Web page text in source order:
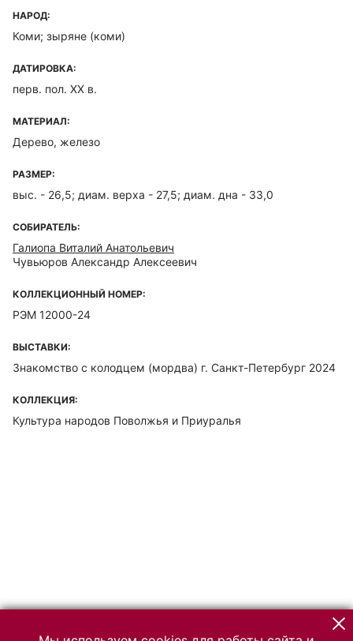
НАРОД:
Коми; зыряне (коми)
ДАТИРОВКА:
перв. пол. XX в.
МАТЕРИАЛ:
Дерево, железо
РАЗМЕР:
выс. - 26,5; диам. верха - 27,5; диам. дна - 33,0
СОБИРАТЕЛЬ:
Галиопа Виталий Анатольевич
Чувьюров Александр Алексеевич
КОЛЛЕКЦИОННЫЙ НОМЕР:
РЭМ 12000-24
ВЫСТАВКИ:
Знакомство с колодцем (мордва) г. Санкт-Петербург 2024
КОЛЛЕКЦИЯ:
Культура народов Поволжья и Приуралья